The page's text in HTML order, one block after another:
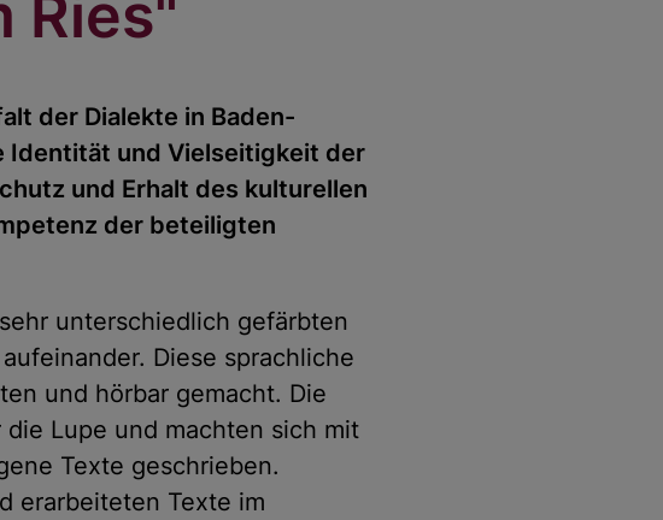
Ries"
der Dialekte in Baden-
Identität und Vielseitigkeit der
und Erhalt des kulturellen
der beteiligten
unterschiedlich gefärbten
Diese sprachliche
und hörbar gemacht. Die
Lupe und machten sich mit
Texte geschrieben.
erarbeiteten Texte im